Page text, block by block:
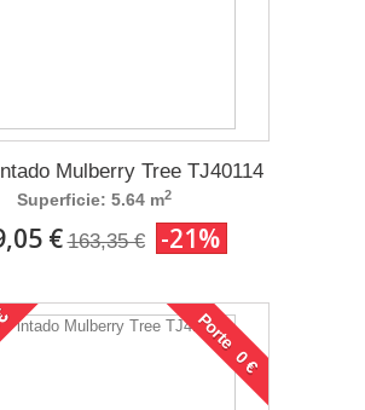
Mulberry Tree TJ40114
Superficie: 5.64 m2
€ 163,35 € -21%
Porte 0 €